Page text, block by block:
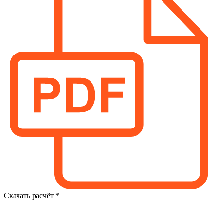
Скачать расчёт *